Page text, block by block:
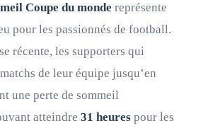
Coupe du monde représente
pour les passionnés de football.
récente, les supporters qui
de leur équipe jusqu’en
une perte de sommeil
atteindre 31 heures pour les